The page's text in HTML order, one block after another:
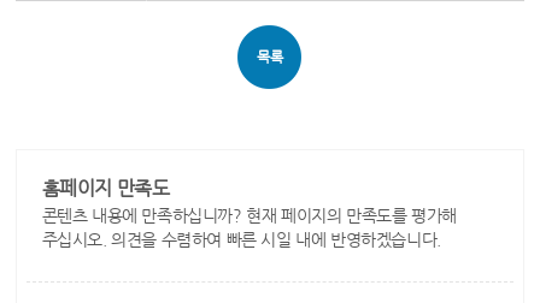
목록
홈페이지 만족도
콘텐츠 내용에 만족하십니까? 현재 페이지의 만족도를 평가해
주십시오. 의견을 수렴하여 빠른 시일 내에 반영하겠습니다.